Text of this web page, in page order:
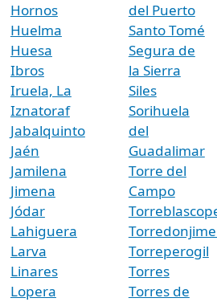
Hornos
Huelma
Huesa
Ibros
Iruela, La
Iznatoraf
Jabalquinto
Jaén
Jamilena
Jimena
Jódar
Lahiguera
Larva
Linares
Lopera
del Puerto
Santo Tomé
Segura de
la Sierra
Siles
Sorihuela
del
Guadalimar
Torre del
Campo
Torreperogil
Torres
Torres de